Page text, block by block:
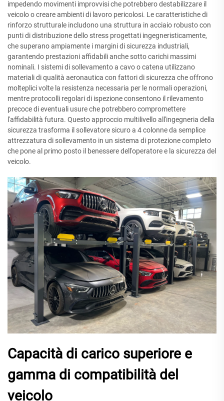
impedendo movimenti improvvisi che potrebbero destabilizzare il
veicolo o creare ambienti di lavoro pericolosi. Le caratteristiche di
rinforzo strutturale includono una struttura in acciaio robusto con
punti di distribuzione dello stress progettati ingegneristicamente,
che superano ampiamente i margini di sicurezza industriali,
garantendo prestazioni affidabili anche sotto carichi massimi
nominali. I sistemi di sollevamento a cavo o catena utilizzano
materiali di qualità aeronautica con fattori di sicurezza che offrono
molteplici volte la resistenza necessaria per le normali operazioni,
mentre protocolli regolari di ispezione consentono il rilevamento
precoce di eventuali usure che potrebbero compromettere
l'affidabilità futura. Questo approccio multilivello all'ingegneria della
sicurezza trasforma il sollevatore sicuro a 4 colonne da semplice
attrezzatura di sollevamento in un sistema di protezione completo
che pone al primo posto il benessere dell'operatore e la sicurezza del
veicolo.
Capacità di carico superiore e
gamma di compatibilità del
veicolo